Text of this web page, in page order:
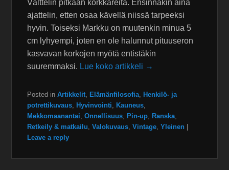
Välttelin pitkään korkkareita. Ensinnäkin aina
ajattelin, etten osaa kävellä niissä tarpeeksi
hyvin. Toiseksi Markku on muutenkin minua 5
cm lyhyempi, joten en ole halunnut pituuseron
kasvavan korkojen myötä entistäkin
suuremmaksi. Lue koko artikkeli →
Posted in Artikkelit, Elämänfilosofia, Henkilö- ja
potrettikuvaus, Hyvinvointi, Kauneus,
Mekkomaanantai,Onnellisuus, Pin-up, Ranska,
Retkeily & matkailu,Valokuvaus,Vintage,Yleinen
Leave a reply